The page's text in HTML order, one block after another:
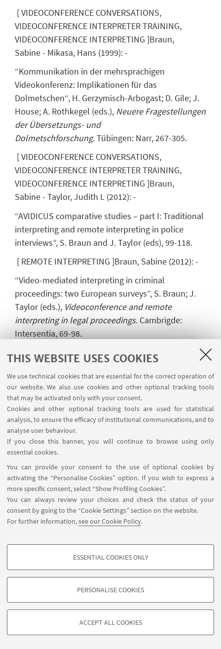
THIS WEBSITE USES COOKIES
We use technical cookies that are essential for the correct operation of
our website. We also use cookies and other optional tracking tools
that may be activated only with your consent.
Cookies and other optional tracking tools are used for statistical
analysis, to ensure the efficacy of institutional communications, and to
analyse user behaviour.
If you close this banner, you will continue to browse using only
essential cookies.
You can provide your consent to the use of optional cookies by
activating the “Personalise Cookies” option. If you wish to express a
more specific consent, select “Show Profiling Cookies”.
You can always review your choices and check the status of your
consent by going to the “Cookie Settings” section on the website.
For further information,see our Cookie Policy.
PROFILING COOKIES - OPTIONAL
based on browsing behaviour, and for marketing analysis.
ESSENTIAL COOKIES ONLY
PERSONALISE COOKIES
ACCEPT ALL COOKIES
[VIDEOCONFERENCE CONVERSATIONS,
VIDEOCONFERENCE INTERPRETER TRAINING,
VIDEOCONFERENCE INTERPRETING ]Braun,
Sabine- Mikasa, Hans (1999):-
“Kommunikation in der mehrsprachigen
Videokonferenz: Implikationen für das
Dolmetschen“, H. Gerzymisch-Arbogast; D. Gile; J.
House; A. Rothkegel (eds.), Neuere Fragestellungen
der Übersetzungs- und
Dolmetschforschung.Tübingen: Narr, 267-305.
[VIDEOCONFERENCE CONVERSATIONS,
VIDEOCONFERENCE INTERPRETER TRAINING,
VIDEOCONFERENCE INTERPRETING ]Braun,
Sabine- Taylor, Judith L (2012):-
“AVIDICUS comparative studies – part I: Traditional
interpreting and remote interpreting in police
interviews”, S. Braun and J. Taylor (eds), 99-118.
[ REMOTE INTERPRETING ]Braun, Sabine (2012):-
“Video-mediated interpreting in criminal
proceedings: two European surveys”, S. Braun; J.
Taylor (eds.), Videoconference and remote
interpreting in legal proceedings. Cambrigde:
Intersentia, 69-98.
[VIDEOCONFERENCE CONVERSATIONS,
VIDEOCONFERENCE INTERPRETER TRAINING,
VIDEOCONFERENCE INTERPRETING]Braun,
Sabine - Taylor, Judith L(eds.)(2012):-
Videoconference and Remote Interpreting in Legal
Proceedings. Cambridge/Antwerp: Intersentia.
[VIDEOCONFERENCE CONVERSATIONS,
VIDEOCONFERENCE INTERPRETER TRAINING,
VIDEOCONFERENCE INTERPRETING] Braun,
Sabine - Taylor, Judith L(2012):-
"Video-mediated interpreting: an overview of
current practice and
Sabine Braun, Judith L Taylor
(eds.)Videoconference and remote interpreting in
legal proceedings, Intersentia: Antwer, 27-58.
[VIDEOCONFERENCE INTERPRETING]Braun,